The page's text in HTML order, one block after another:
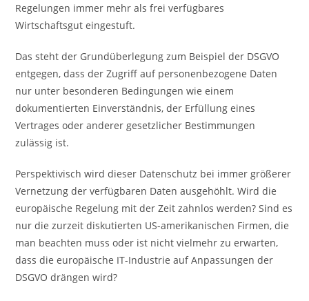
Regelungen immer mehr als frei verfügbares
Wirtschaftsgut eingestuft.
Das steht der Grundüberlegung zum Beispiel der DSGVO
entgegen, dass der Zugriff auf personenbezogene Daten
nur unter besonderen Bedingungen wie einem
dokumentierten Einverständnis, der Erfüllung eines
Vertrages oder anderer gesetzlicher Bestimmungen
zulässig ist.
Perspektivisch wird dieser Datenschutz bei immer größerer
Vernetzung der verfügbaren Daten ausgehöhlt. Wird die
europäische Regelung mit der Zeit zahnlos werden? Sind es
nur die zurzeit diskutierten US-amerikanischen Firmen, die
man beachten muss oder ist nicht vielmehr zu erwarten,
dass die europäische IT-Industrie auf Anpassungen der
DSGVO drängen wird?